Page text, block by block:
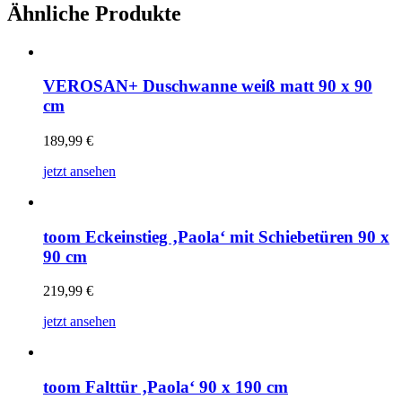
Ähnliche Produkte
VEROSAN+ Duschwanne weiß matt 90 x 90
cm
189,99 €
jetzt ansehen
toom Eckeinstieg ‚Paola‘ mit Schiebetüren 90 x
90 cm
219,99 €
jetzt ansehen
toom Falttür ‚Paola‘ 90 x 190 cm